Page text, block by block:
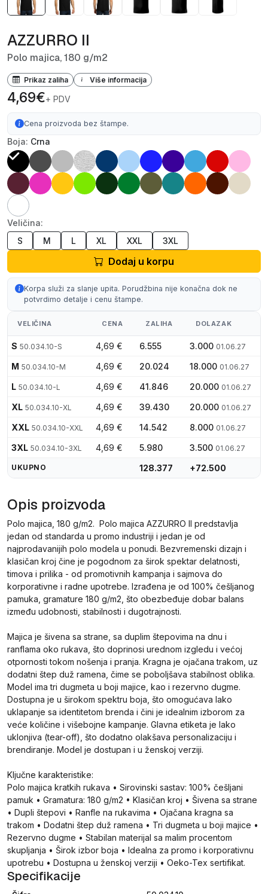
AZZURRO II
Polo majica, 180 g/m2
Prikaz zaliha Više informacija
4,69€+ PDV
Cena proizvoda bez štampe.
Boja: Crna
Veličina:
S
M L XL XXL 3XL
Dodaj u korpu
Korpa služi za slanje upita. Porudžbina nije konačna dok ne
potvrdimo detalje i cenu štampe.
VELIČINA CENA ZALIHA DOLAZAK
S 50.034.10-S 4,69 € 6.555 3.000 01.06.27
M 50.034.10-M 4,69 € 20.024 18.000 01.06.27
L 50.034.10-L 4,69 € 41.846 20.000 01.06.27
XL 50.034.10-XL 4,69 € 39.430 20.000 01.06.27
XXL 50.034.10-XXL 4,69 € 14.542 8.000 01.06.27
3XL 50.034.10-3XL 4,69 € 5.980 3.500 01.06.27
UKUPNO 128.377 +72.500
Opis proizvoda
Polo majica, 180 g/m2. Polo majica AZZURRO II predstavlja
jedan od standarda u promo industriji i jedan je od
najprodavanijih polo modela u ponudi. Bezvremenski dizajn i
klasičan kroj čine je pogodnom za širok spektar delatnosti,
timova i prilika - od promotivnih kampanja i sajmova do
korporativne i radne upotrebe. Izrađena je od 100% češljanog
pamuka, gramature 180 g/m2, što obezbeđuje dobar balans
između udobnosti, stabilnosti i dugotrajnosti.
Majica je šivena sa strane, sa duplim štepovima na dnu i
ranflama oko rukava, što doprinosi urednom izgledu i većoj
otpornosti tokom nošenja i pranja. Kragna je ojačana trakom, uz
dodatni štep duž ramena, čime se poboljšava stabilnost oblika.
Model ima tri dugmeta u boji majice, kao i rezervno dugme.
Dostupna je u širokom spektru boja, što omogućava lako
uklapanje sa identitetom brenda i čini je idealnim izborom za
veće količine i višebojne kampanje. Glavna etiketa je lako
uklonjiva (tear-off), što dodatno olakšava personalizaciju i
brendiranje. Model je dostupan i u ženskoj verziji.
Ključne karakteristike:
Polo majica kratkih rukava • Sirovinski sastav: 100% češljani
pamuk • Gramatura: 180 g/m2 • Klasičan kroj • Šivena sa strane
• Dupli štepovi • Ranfle na rukavima • Ojačana kragna sa
trakom • Dodatni štep duž ramena • Tri dugmeta u boji majice •
Rezervno dugme • Stabilan materijal sa malim procentom
skupljanja • Širok izbor boja • Idealna za promo i korporativnu
upotrebu • Dostupna u ženskoj verziji • Oeko-Tex sertifikat.
Specifikacije